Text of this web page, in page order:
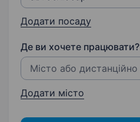
Додати посаду
Де ви хочете працювати?
Додати місто